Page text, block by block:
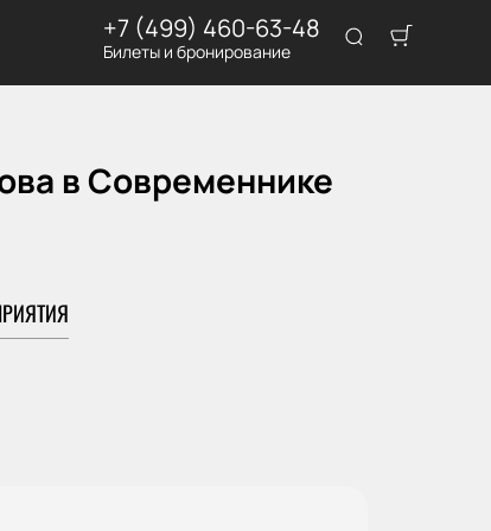
+7 (499) 460-63-48
Билеты и бронирование
в Современнике